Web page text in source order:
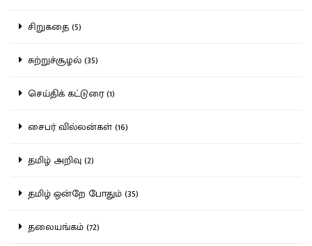
சிறுகதை (5)
சுற்றுச்சூழல் (35)
செய்திக் கட்டுரை (1)
சைபர் வில்லன்கள் (16)
தமிழ் அறிவு (2)
தமிழ் ஒன்றே போதும் (35)
தலையங்கம் (72)